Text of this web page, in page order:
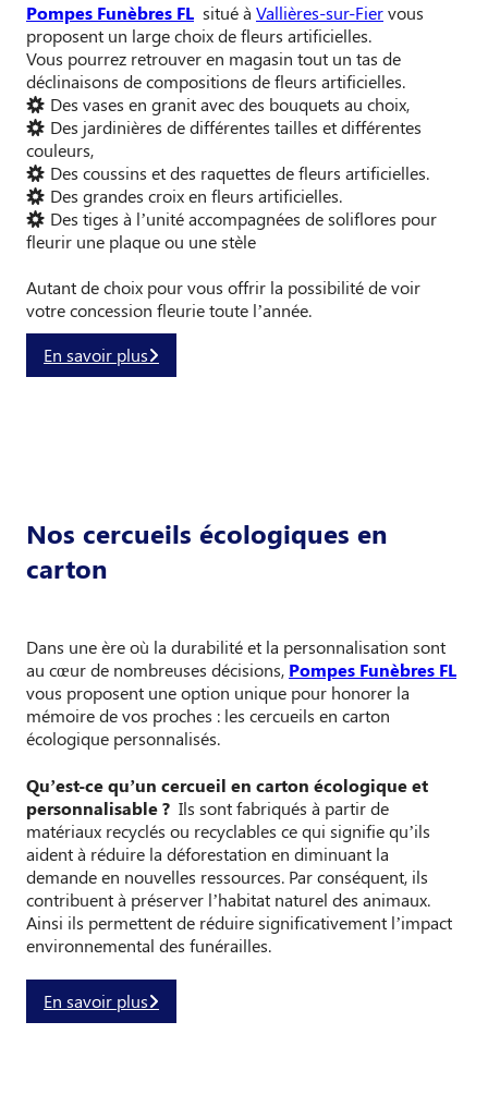
Pompes Funèbres FL situé à Vallières-sur-Fiervous
proposent un large choix de fleurs artificielles.
Vous pourrez retrouver en magasin tout un tas de
déclinaisons de compositions de fleurs artificielles.
Des vases en granit avec des bouquets au choix,
Des jardinières de différentes tailles et différentes
couleurs,
Des coussins et des raquettes de fleurs artificielles.
Des grandes croix en fleurs artificielles.
Des tiges à l’unité accompagnées de soliflores pour
fleurir une plaque ou une stèle
Autant de choix pour vous offrir la possibilité de voir
votre concession fleurie toute l’année.
En savoir plus
Nos cercueils écologiques en
carton
Dans une ère où la durabilité et la personnalisation sont
au cœur de nombreuses décisions, Pompes Funèbres FL
vous proposent une option unique pour honorer la
mémoire de vos proches : les cercueils en carton
écologique personnalisés.
Qu’est-ce qu’un cercueil en carton écologique et
personnalisable ? Ils sont fabriqués à partir de
matériaux recyclés ou recyclables ce qui signifie qu’ils
aident à réduire la déforestation en diminuant la
demande en nouvelles ressources. Par conséquent, ils
contribuent à préserver l’habitat naturel des animaux.
Ainsi ils permettent de réduire significativement l’impact
environnemental des funérailles.
En savoir plus